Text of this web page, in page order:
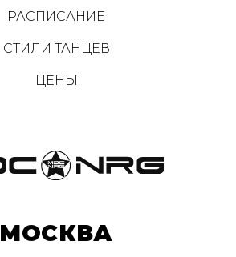
РАСПИСАНИЕ
СТИЛИ ТАНЦЕВ
ЦЕНЫ
МОСКВА